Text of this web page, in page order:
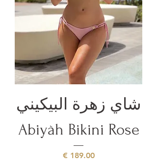
شاي زهرة البيكيني
Abiyàh Bikini Rose
السعر‏189.00 €